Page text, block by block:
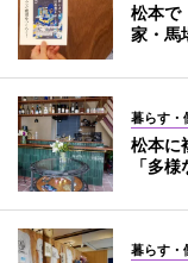
松本で
家・馬
暮らす・
松本に
「多
暮らす・